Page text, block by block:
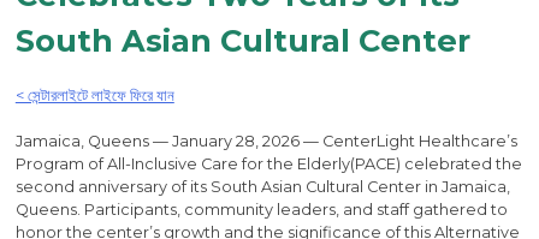
South Asian Cultural Center
< সেন্টারলাইটে লাইফে ফিরে যান
Jamaica, Queens — January 28, 2026 — CenterLight Healthcare’s
Program of All-Inclusive Care for the Elderly(PACE) celebrated the
second anniversary of its South Asian Cultural Center in Jamaica,
Queens. Participants, community leaders, and staff gathered to
honor the center’s growth and the significance of this Alternative